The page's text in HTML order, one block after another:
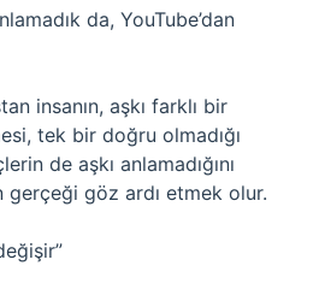
da, YouTube’dan
insanın, aşkı farklı bir
tek bir doğru olmadığı
de aşkı anlamadığını
gerçeği göz ardı etmek olur.